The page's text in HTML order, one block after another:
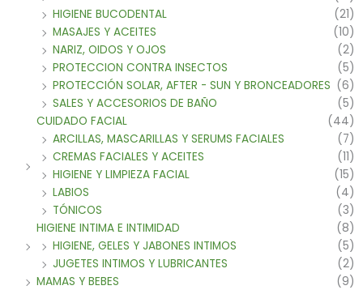
HIGIENE BUCODENTAL
(21)
MASAJES Y ACEITES
(10)
NARIZ, OIDOS Y OJOS
(2)
PROTECCION CONTRA INSECTOS
(5)
PROTECCIÓN SOLAR, AFTER - SUN Y BRONCEADORES (6)
SALES Y ACCESORIOS DE BAÑO
(5)
CUIDADO FACIAL
(44)
ARCILLAS, MASCARILLAS Y SERUMS FACIALES
(7)
CREMAS FACIALES Y ACEITES
(11)
HIGIENE Y LIMPIEZA FACIAL
(15)
LABIOS
(4)
TÓNICOS
(3)
HIGIENE INTIMA E INTIMIDAD
(8)
HIGIENE, GELES Y JABONES INTIMOS
(5)
JUGETES INTIMOS Y LUBRICANTES
(2)
MAMAS Y BEBES
(9)